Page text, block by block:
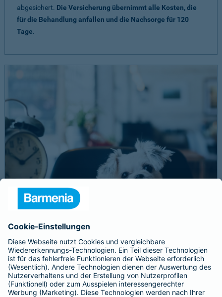
abgesichert. Die Versicherung übernimmt alle Kosten, die
für die Behandlung anfallen und die Nachsorge für 120
Tage.
Schnelle Notfallversorgung bei Ernstfällen
gewährleisten